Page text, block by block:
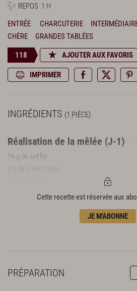
REPOS 1 H
ENTRÉE
CHARCUTERIE
CHÈRE
GRANDES TABLÉES
118 AJOUTER AUX FAVORIS
IMPRIMER
INGRÉDIENTS (1 PIÈCE)
Réalisation de la mêlée (J-1)
16 g de sel fin
1 g de muscade moulue
100 g d'épaule de porc
Cette recette est réservée aux
JE M'ABONNE
PRÉPARATION